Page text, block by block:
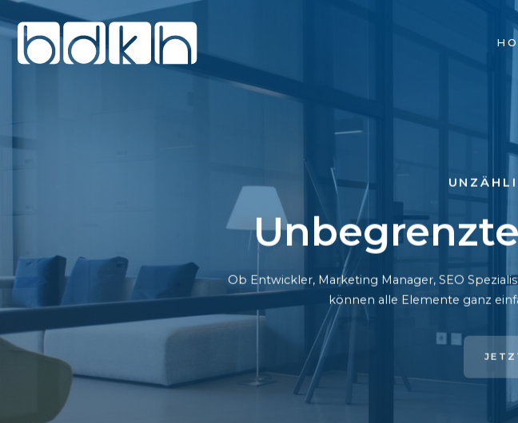
Ob Entwickler, Marketing Manager, SEO
können alle Elemente ganz